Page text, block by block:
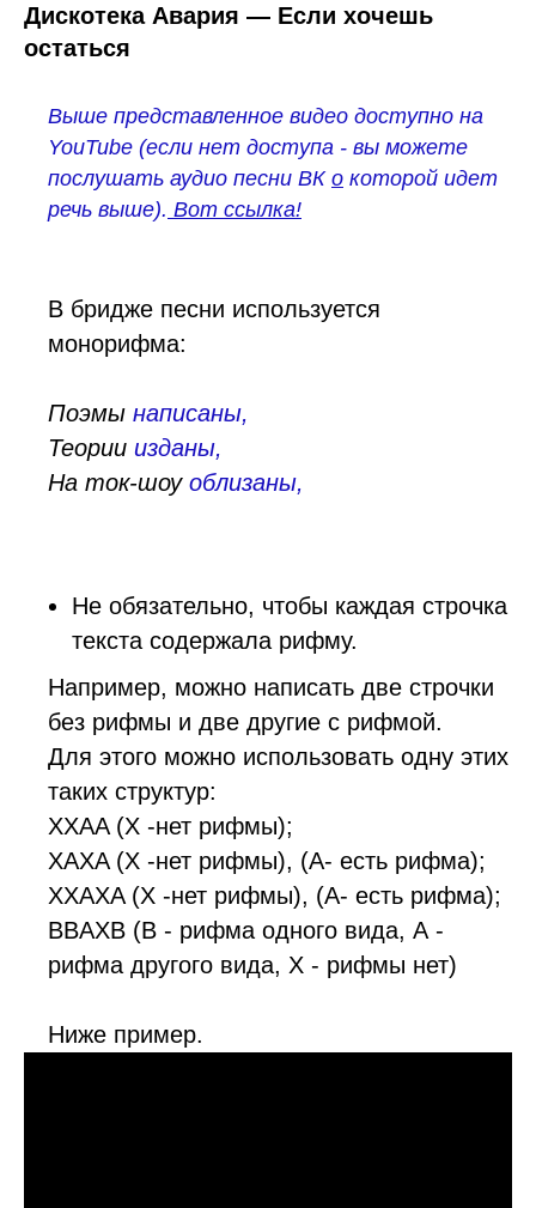
Дискотека Авария — Если хочешь
остаться
Выше представленное видео доступно на
YouTube (если нет доступа - вы можете
послушать аудио песни ВК о которой идет
речь выше). Вот ссылка!
В бридже песни используется
монорифма:
Поэмы написаны,
Теории изданы,
На ток-шоу облизаны,
Не обязательно, чтобы каждая строчка
текста содержала рифму.
Например, можно написать две строчки
без рифмы и две другие с рифмой.
Для этого можно использовать одну этих
таких структур:
XXAA (X -нет рифмы);
XAXA (X -нет рифмы), (A- есть рифма);
ХХАХA (X -нет рифмы), (A- есть рифма);
BBAXB (B - рифма одного вида, А -
рифма другого вида, X - рифмы нет)
Ниже пример.